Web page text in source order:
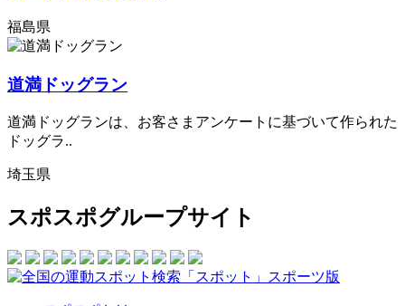
福島県
道満ドッグラン
道満ドッグランは、お客さまアンケートに基づいて作られた
ドッグラ..
埼玉県
スポスポグループサイト